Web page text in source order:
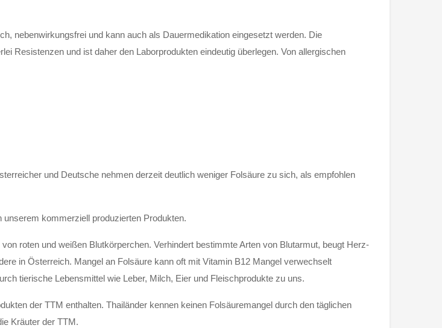
nebenwirkungsfrei und kann auch als Dauermedikation eingesetzt werden. Die
Resistenzen und ist daher den Laborprodukten eindeutig überlegen. Von allergischen
und Deutsche nehmen derzeit deutlich weniger Folsäure zu sich, als empfohlen
kommerziell produzierten Produkten.
roten und weißen Blutkörperchen. Verhindert bestimmte Arten von Blutarmut, beugt Herz-
in Österreich. Mangel an Folsäure kann oft mit Vitamin B12 Mangel verwechselt
tierische Lebensmittel wie Leber, Milch, Eier und Fleischprodukte zu uns.
der TTM enthalten. Thailänder kennen keinen Folsäuremangel durch den täglichen
Kräuter der TTM.